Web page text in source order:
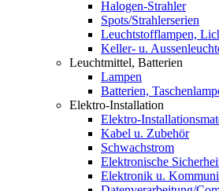
Halogen-Strahler
Spots/Strahlerserien
Leuchtstofflampen,
Keller- u.
Leuchtmittel, Batterien
Lampen
Batterien,
Elektro-Installation
Elektro-
Kabel u. Zubehör
Schwachstrom
Elektronische
Elektronik u.